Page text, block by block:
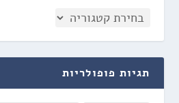
תגיות פופולריות